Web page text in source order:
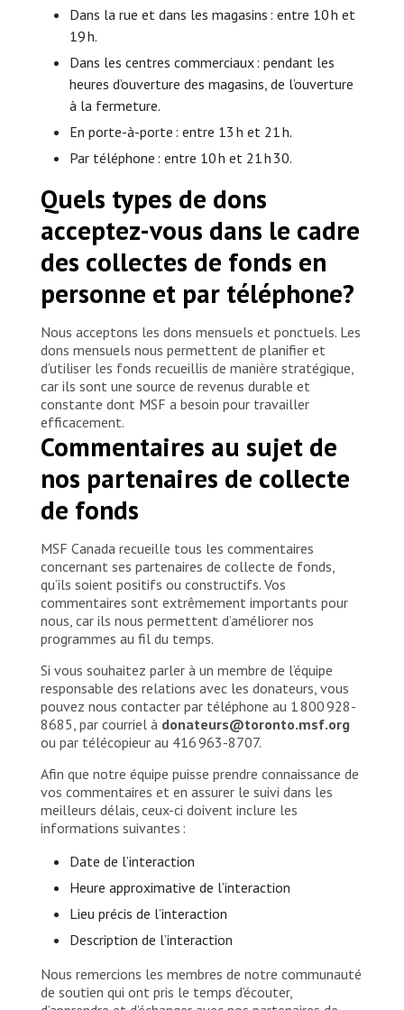
Dans la rue et dans les magasins : entre 10 h et
19 h.
Dans les centres commerciaux : pendant les
heures d’ouverture des magasins, de l’ouverture
à la fermeture.
En porte-à-porte : entre 13 h et 21 h.
Par téléphone : entre 10 h et 21 h 30.
Quels types de dons
acceptez-vous dans le cadre
des collectes de fonds en
personne et par téléphone?
Nous acceptons les dons mensuels et ponctuels. Les
dons mensuels nous permettent de planifier et
d’utiliser les fonds recueillis de manière stratégique,
car ils sont une source de revenus durable et
constante dont MSF a besoin pour travailler
efficacement.
Commentaires au sujet de
nos partenaires de collecte
de fonds
MSF Canada recueille tous les commentaires
concernant ses partenaires de collecte de fonds,
qu’ils soient positifs ou constructifs. Vos
commentaires sont extrêmement importants pour
nous, car ils nous permettent d’améliorer nos
programmes au fil du temps.
Si vous souhaitez parler à un membre de l’équipe
responsable des relations avec les donateurs, vous
pouvez nous contacter par téléphone au 1 800 928-
8685, par courriel à donateurs@toronto.msf.org
ou par télécopieur au 416 963-8707.
Afin que notre équipe puisse prendre connaissance de
vos commentaires et en assurer le suivi dans les
meilleurs délais, ceux-ci doivent inclure les
informations suivantes :
Date de l’interaction
Heure approximative de l’interaction
Lieu précis de l’interaction
Description de l’interaction
Nous remercions les membres de notre communauté
de soutien qui ont pris le temps d’écouter,